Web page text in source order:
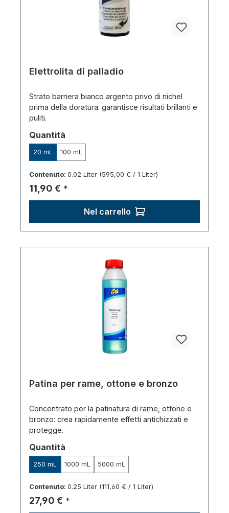
Elettrolita di palladio
Strato barriera bianco argento privo di nichel
prima della doratura: garantisce risultati brillanti e
puliti.
Seleziona
Quantità
20 mL 100 mL
Contenuto: 0.02 Liter (595,00 € / 1 Liter)
Prezzo normale:
11,90 € *
Nel carrello
Patina per rame, ottone e bronzo
Concentrato per la patinatura di rame, ottone e
bronzo: crea rapidamente effetti antichizzati e
protegge.
Seleziona
Quantità
250 mL 1000 mL 5000 mL
Contenuto: 0.25 Liter (111,60 € / 1 Liter)
Prezzo normale:
27,90 € *